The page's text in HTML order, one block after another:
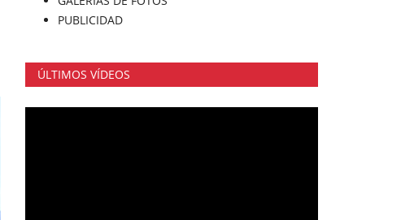
PUBLICIDAD
ÚLTIMOS VÍDEOS